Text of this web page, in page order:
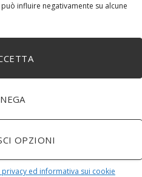
influire negativamente su alcune
NEGA
OPZIONI
ed informativa sui cookie
in legno di mango, XXL,
a mano, stile e design